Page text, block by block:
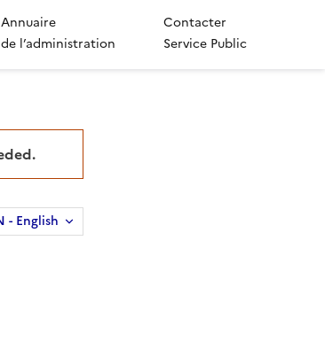
Annuaire
de l’administration
Contacter
Service Public
- English